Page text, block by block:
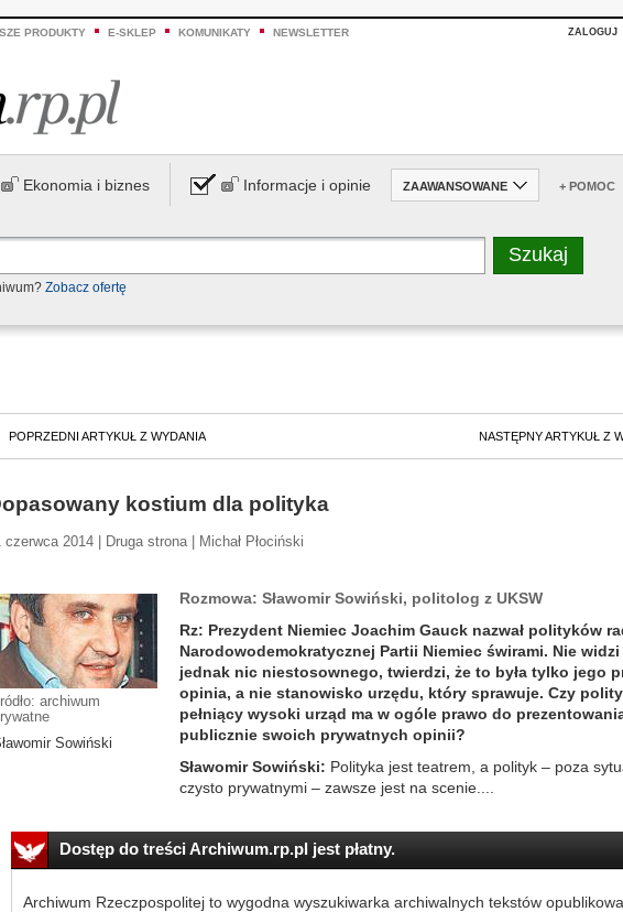
PRODUKTY E-SKLEP KOMUNIKATY NEWSLETTER ZALOGUJ
Ekonomia i biznes Informacje i opinie ZAAWANSOWANE + POMOC
Zobacz ofertę
POPRZEDNI ARTYKUŁ Z WYDANIA NASTĘPNY ARTYKUŁ Z
kostium dla polityka
czerwca 2014 | Druga strona | Michał Płociński
archiwum
Sowiński
Rozmowa: Sławomir Sowiński, politolog z UKSW
Rz: Prezydent Niemiec Joachim Gauck nazwał polityków
Narodowodemokratycznej Partii Niemiec świrami. Nie
jednak nic niestosownego, twierdzi, że to była tylko jego
opinia, a nie stanowisko urzędu, który sprawuje. Czy
pełniący wysoki urząd ma w ogóle prawo do
publicznie swoich prywatnych opinii?
Sławomir Sowiński: Polityka jest teatrem, a polityk – poza
czysto prywatnymi – zawsze jest na scenie....
Dostęp do treści Archiwum.rp.pl jest płatny.
Archiwum Rzeczpospolitej to wygodna wyszukiwarka archiwalnych tekstów